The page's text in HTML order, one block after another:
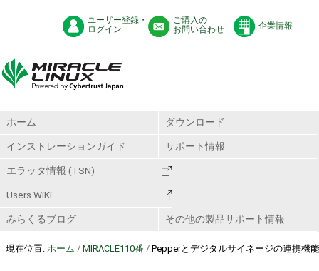
ユーザー登録・
ログイン
ご購入の
お問い合わせ
企業情報
ホーム ダウンロード
インストレーションガイド サポート情報
エラッタ情報 (TSN)
Users WiKi
みらくるブログ その他の製品サポート情報
現在位置: ホーム / MIRACLE110番 / Pepperとデジタルサイネージの連携機能